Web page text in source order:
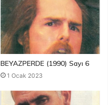
BEYAZPERDE (1990) Sayı 6
1 Ocak 2023